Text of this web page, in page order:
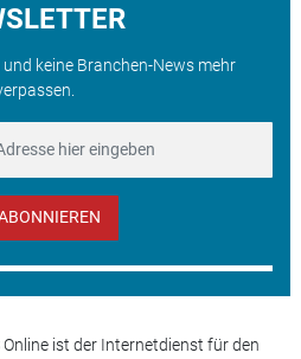
keine Branchen-News mehr
Online ist der Internetdienst für den